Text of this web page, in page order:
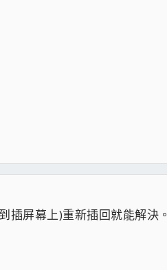
插屏幕上)重新插回就能解決。